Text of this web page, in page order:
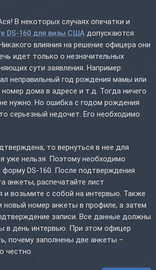
В некоторых случаях опечатки и
DS-160 для визы США допускаются
влияния на решение офицера они
идет только о незначительных
сути заявления. Например:
неправильный год рождения мамы или
дома в адресе и т.д. Тогда ничего
нужно. Но ошибка с годом рождения
серьезный недочет. Его необходимо
то вернуться в нее для
уже нельзя. Поэтому необходимо
DS-160. После подтверждения
анкеты, распечатайте лист
и возьмите с собой на интервью. Также
новый номер анкеты в профиле, а затем
записи. Все данные должны
в день интервью. При этом офицер
почему заполнены две анкеты –
честно.